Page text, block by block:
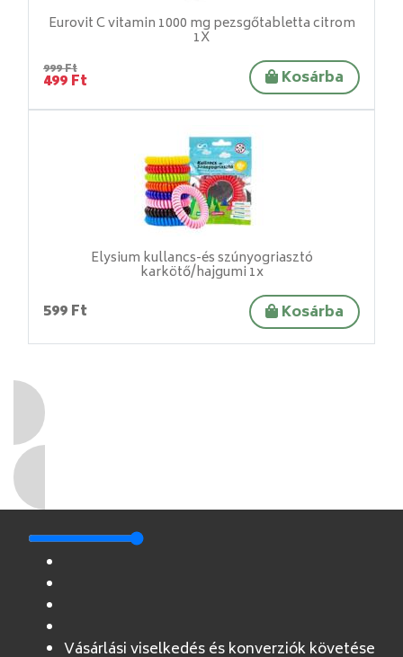
Eurovit C vitamin 1000 mg pezsgőtabletta citrom
1X
999 Ft
499 Ft Kosárba
Elysium kullancs-és szúnyogriasztó
karkötő/hajgumi 1x
599 Ft Kosárba
Vásárlási viselkedés és konverziók követése